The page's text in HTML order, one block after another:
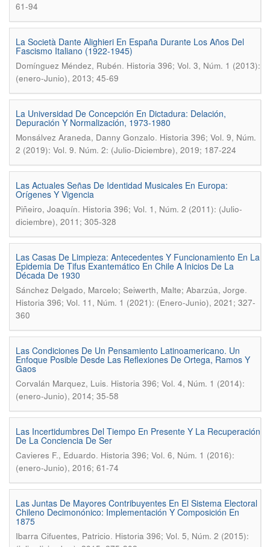
61-94
La Società Dante Alighieri En España Durante Los Años Del
Fascismo Italiano (1922-1945)
Domínguez Méndez, Rubén. Historia 396; Vol. 3, Núm. 1 (2013):
(enero-Junio), 2013; 45-69
La Universidad De Concepción En Dictadura: Delación,
Depuración Y Normalización, 1973-1980
Monsálvez Araneda, Danny Gonzalo. Historia 396; Vol. 9, Núm.
2 (2019): Vol. 9. Núm. 2: (Julio-Diciembre), 2019; 187-224
Las Actuales Señas De Identidad Musicales En Europa:
Orígenes Y Vigencia
Piñeiro, Joaquín. Historia 396; Vol. 1, Núm. 2 (2011): (Julio-
diciembre), 2011; 305-328
Las Casas De Limpieza: Antecedentes Y Funcionamiento En La
Epidemia De Tifus Exantemático En Chile A Inicios De La
Década De 1930
Sánchez Delgado, Marcelo; Seiwerth, Malte; Abarzúa, Jorge.
Historia 396; Vol. 11, Núm. 1 (2021): (Enero-Junio), 2021; 327-
360
Las Condiciones De Un Pensamiento Latinoamericano. Un
Enfoque Posible Desde Las Reflexiones De Ortega, Ramos Y
Gaos
Corvalán Marquez, Luis. Historia 396; Vol. 4, Núm. 1 (2014):
(enero-Junio), 2014; 35-58
Las Incertidumbres Del Tiempo En Presente Y La Recuperación
De La Conciencia De Ser
Cavieres F., Eduardo. Historia 396; Vol. 6, Núm. 1 (2016):
(enero-Junio), 2016; 61-74
Las Juntas De Mayores Contribuyentes En El Sistema Electoral
Chileno Decimonónico: Implementación Y Composición En
1875
Ibarra Cifuentes, Patricio. Historia 396; Vol. 5, Núm. 2 (2015):